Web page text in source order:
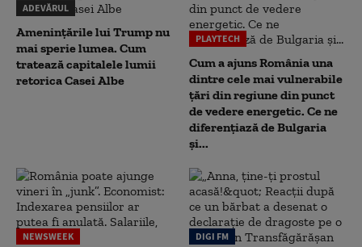
ADEVĂRUL
Amenințările lui Trump nu
mai sperie lumea. Cum
tratează capitalele lumii
retorica Casei Albe
PLAYTECH
Cum a ajuns România una
dintre cele mai vulnerabile
țări din regiune din punct
de vedere energetic. Ce ne
diferențiază de Bulgaria
și...
NEWSWEEK DIGI FM